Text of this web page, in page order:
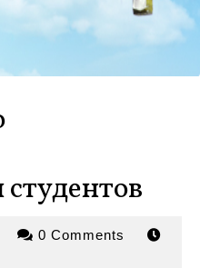
admin 0 Comments